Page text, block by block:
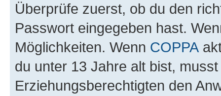
Überprüfe zuerst, ob du den
Passwort eingegeben hast.
Möglichkeiten. Wenn COPPA
du unter 13 Jahre alt bist,
Erziehungsberechtigten den